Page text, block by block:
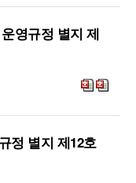
영규정 별지 제
정 별지 제12호